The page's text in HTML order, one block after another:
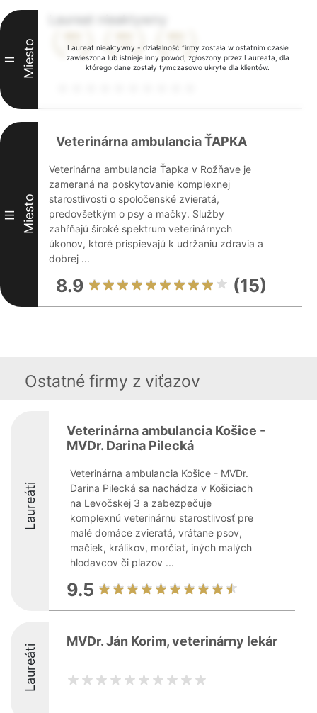
Laureat nieaktywny - działalność firmy została w ostatnim czasie
zawieszona lub istnieje inny powód, zgłoszony przez Laureata, dla
którego dane zostały tymczasowo ukryte dla klientów.
II Miesto
III Miesto
Veterinárna ambulancia ŤAPKA
Veterinárna ambulancia Ťapka v Rožňave je
zameraná na poskytovanie komplexnej
starostlivosti o spoločenské zvieratá,
predovšetkým o psy a mačky. Služby
zahŕňajú široké spektrum veterinárnych
úkonov, ktoré prispievajú k udržaniu zdravia a
dobrej ...
8.9 (15)
Ostatné firmy z viťazov
Laureáti
Veterinárna ambulancia Košice -
MVDr. Darina Pilecká
Veterinárna ambulancia Košice - MVDr.
Darina Pilecká sa nachádza v Košiciach
na Levočskej 3 a zabezpečuje
komplexnú veterinárnu starostlivosť pre
malé domáce zvieratá, vrátane psov,
mačiek, králikov, morčiat, iných malých
hlodavcov či plazov ...
9.5
Laureáti
MVDr. Ján Korim, veterinárny lekár